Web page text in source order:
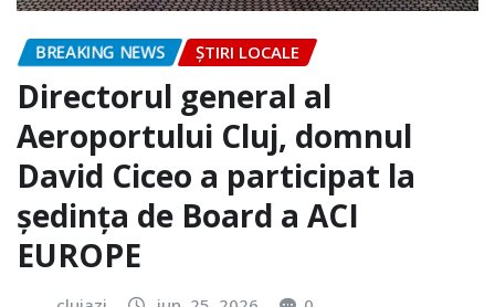
BREAKING NEWS ȘTIRI LOCALE
Directorul general al
Aeroportului Cluj, domnul
David Ciceo a participat la
ședința de Board a ACI
EUROPE